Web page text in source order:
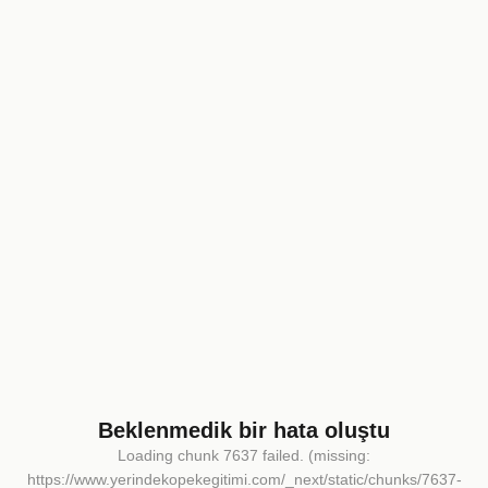
Beklenmedik bir hata oluştu
Loading chunk 7637 failed. (missing:
https://www.yerindekopekegitimi.com/_next/static/chunks/7637-